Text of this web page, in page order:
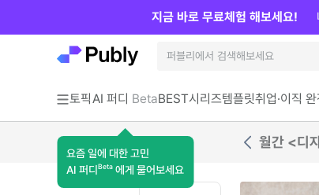
토픽AI 퍼디 Beta
요즘 일에 대한 고민
AI 퍼디 Beta 에게 물어보세요
BEST시리즈템플릿취업·이직
지금 바로 무료체험 해보세요!
월간 <디